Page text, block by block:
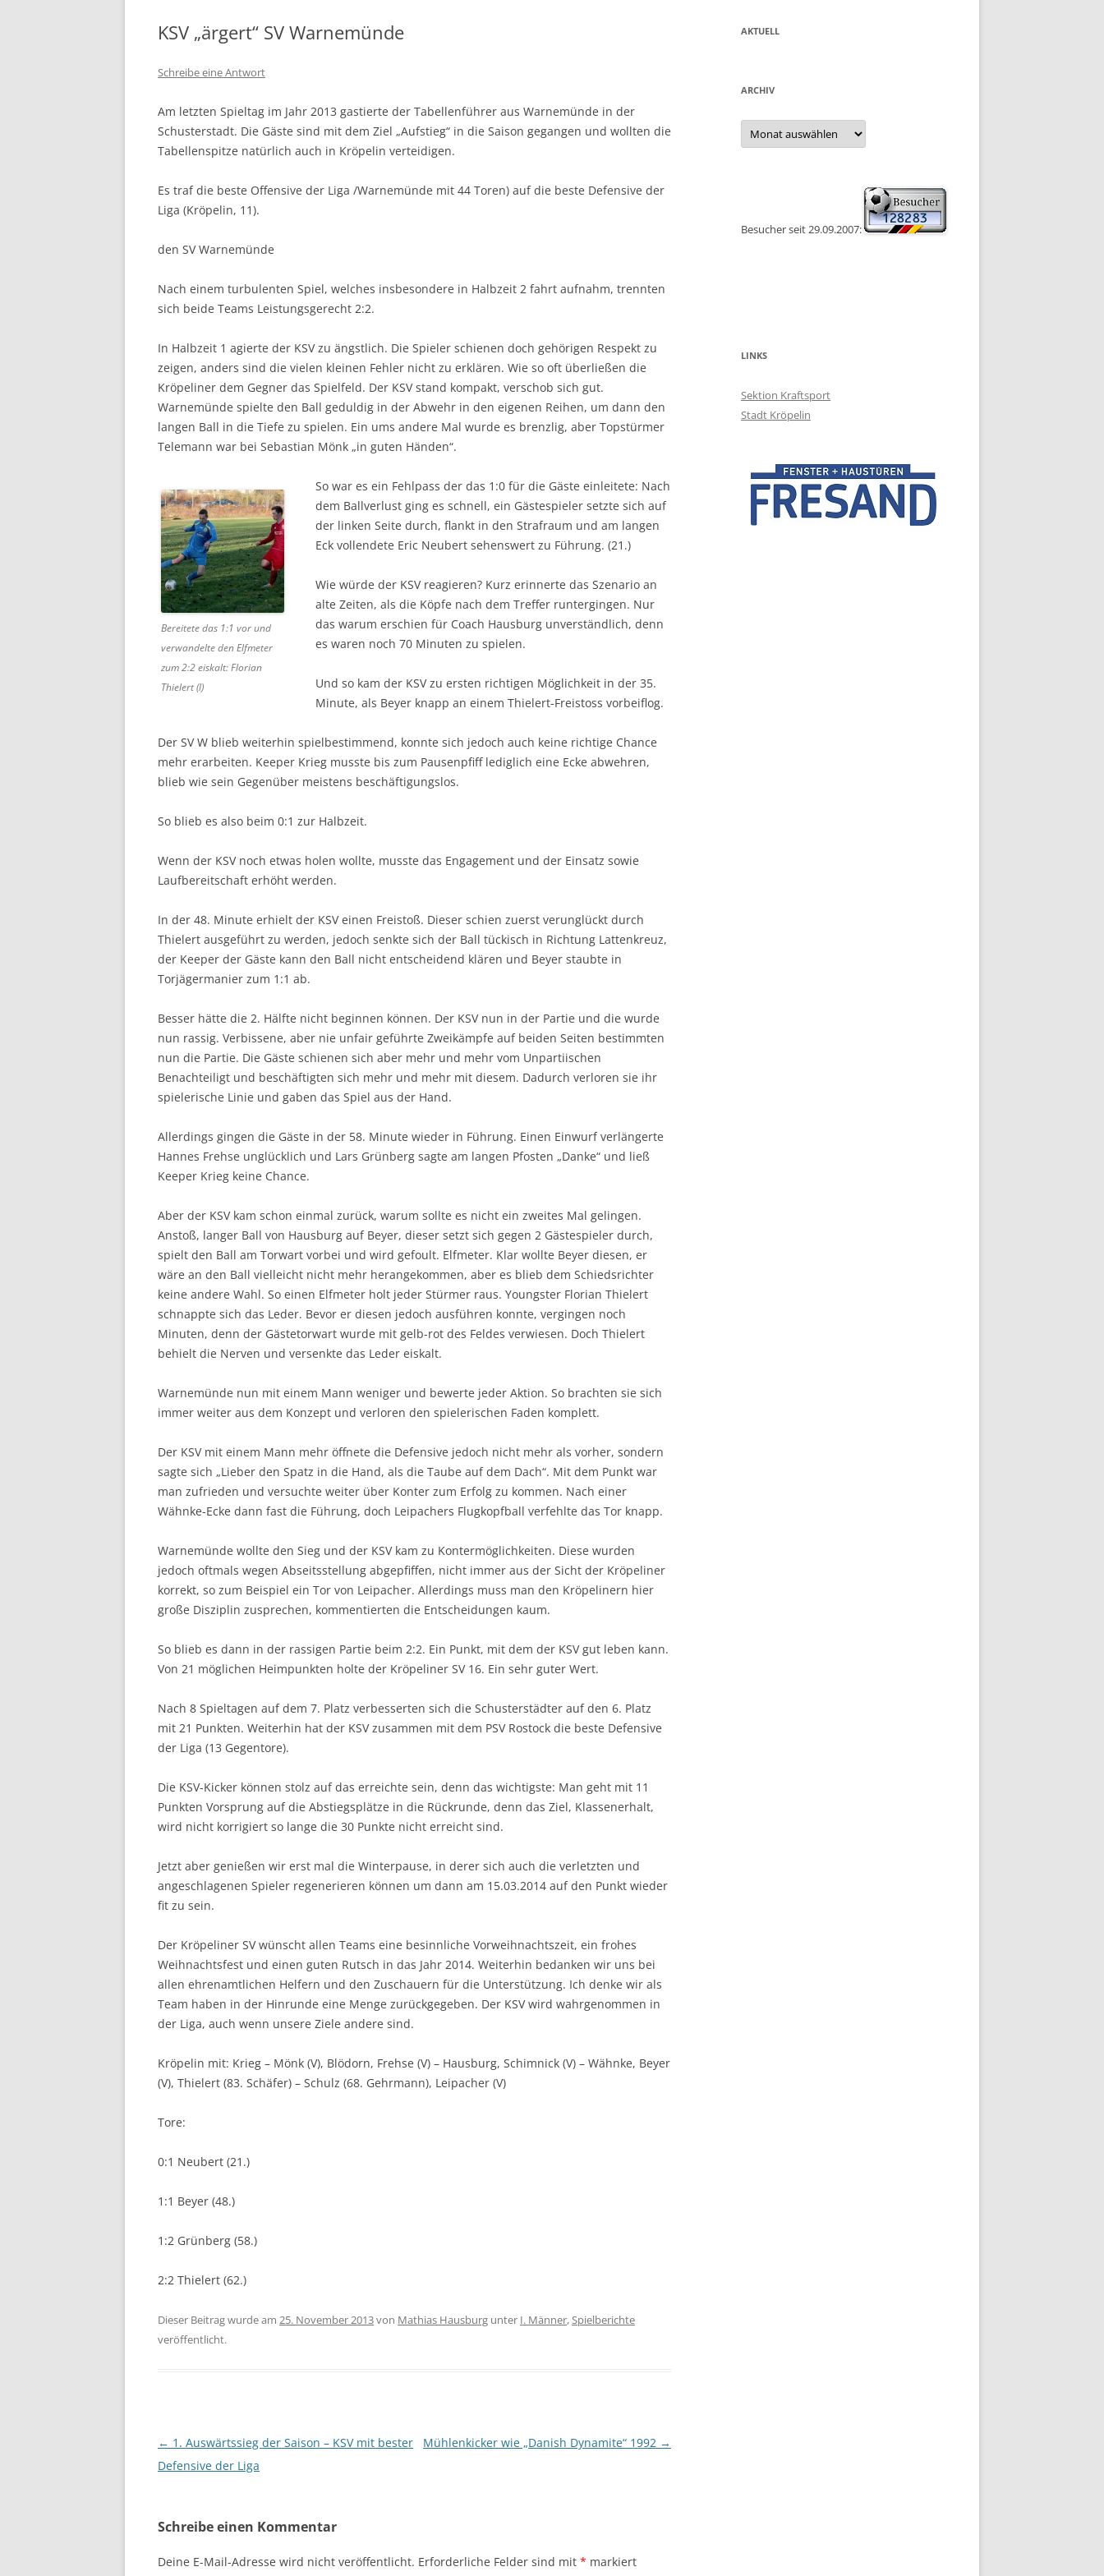
KSV „ärgert“ SV Warnemünde
Schreibe eine Antwort
Am letzten Spieltag im Jahr 2013 gastierte der Tabellenführer aus Warnemünde in der
Schusterstadt. Die Gäste sind mit dem Ziel „Aufstieg“ in die Saison gegangen und wollten die
Tabellenspitze natürlich auch in Kröpelin verteidigen.
Es traf die beste Offensive der Liga /Warnemünde mit 44 Toren) auf die beste Defensive der
Liga (Kröpelin, 11).
den SV Warnemünde
Nach einem turbulenten Spiel, welches insbesondere in Halbzeit 2 fahrt aufnahm, trennten
sich beide Teams Leistungsgerecht 2:2.
In Halbzeit 1 agierte der KSV zu ängstlich. Die Spieler schienen doch gehörigen Respekt zu
zeigen, anders sind die vielen kleinen Fehler nicht zu erklären. Wie so oft überließen die
Kröpeliner dem Gegner das Spielfeld. Der KSV stand kompakt, verschob sich gut.
Warnemünde spielte den Ball geduldig in der Abwehr in den eigenen Reihen, um dann den
langen Ball in die Tiefe zu spielen. Ein ums andere Mal wurde es brenzlig, aber Topstürmer
Telemann war bei Sebastian Mönk „in guten Händen“.
Bereitete das 1:1 vor und
verwandelte den Elfmeter
zum 2:2 eiskalt: Florian
Thielert (l)
So war es ein Fehlpass der das 1:0 für die Gäste einleitete: Nach
dem Ballverlust ging es schnell, ein Gästespieler setzte sich auf
der linken Seite durch, flankt in den Strafraum und am langen
Eck vollendete Eric Neubert sehenswert zu Führung. (21.)
Wie würde der KSV reagieren? Kurz erinnerte das Szenario an
alte Zeiten, als die Köpfe nach dem Treffer runtergingen. Nur
das warum erschien für Coach Hausburg unverständlich, denn
es waren noch 70 Minuten zu spielen.
Und so kam der KSV zu ersten richtigen Möglichkeit in der 35.
Minute, als Beyer knapp an einem Thielert-Freistoss vorbeiflog.
Der SV W blieb weiterhin spielbestimmend, konnte sich jedoch auch keine richtige Chance
mehr erarbeiten. Keeper Krieg musste bis zum Pausenpfiff lediglich eine Ecke abwehren,
blieb wie sein Gegenüber meistens beschäftigungslos.
So blieb es also beim 0:1 zur Halbzeit.
Wenn der KSV noch etwas holen wollte, musste das Engagement und der Einsatz sowie
Laufbereitschaft erhöht werden.
In der 48. Minute erhielt der KSV einen Freistoß. Dieser schien zuerst verunglückt durch
Thielert ausgeführt zu werden, jedoch senkte sich der Ball tückisch in Richtung Lattenkreuz,
der Keeper der Gäste kann den Ball nicht entscheidend klären und Beyer staubte in
Torjägermanier zum 1:1 ab.
Besser hätte die 2. Hälfte nicht beginnen können. Der KSV nun in der Partie und die wurde
nun rassig. Verbissene, aber nie unfair geführte Zweikämpfe auf beiden Seiten bestimmten
nun die Partie. Die Gäste schienen sich aber mehr und mehr vom Unpartiischen
Benachteiligt und beschäftigten sich mehr und mehr mit diesem. Dadurch verloren sie ihr
spielerische Linie und gaben das Spiel aus der Hand.
Allerdings gingen die Gäste in der 58. Minute wieder in Führung. Einen Einwurf verlängerte
Hannes Frehse unglücklich und Lars Grünberg sagte am langen Pfosten „Danke“ und ließ
Keeper Krieg keine Chance.
Aber der KSV kam schon einmal zurück, warum sollte es nicht ein zweites Mal gelingen.
Anstoß, langer Ball von Hausburg auf Beyer, dieser setzt sich gegen 2 Gästespieler durch,
spielt den Ball am Torwart vorbei und wird gefoult. Elfmeter. Klar wollte Beyer diesen, er
wäre an den Ball vielleicht nicht mehr herangekommen, aber es blieb dem Schiedsrichter
keine andere Wahl. So einen Elfmeter holt jeder Stürmer raus. Youngster Florian Thielert
schnappte sich das Leder. Bevor er diesen jedoch ausführen konnte, vergingen noch
Minuten, denn der Gästetorwart wurde mit gelb-rot des Feldes verwiesen. Doch Thielert
behielt die Nerven und versenkte das Leder eiskalt.
Warnemünde nun mit einem Mann weniger und bewerte jeder Aktion. So brachten sie sich
immer weiter aus dem Konzept und verloren den spielerischen Faden komplett.
Der KSV mit einem Mann mehr öffnete die Defensive jedoch nicht mehr als vorher, sondern
sagte sich „Lieber den Spatz in die Hand, als die Taube auf dem Dach“. Mit dem Punkt war
man zufrieden und versuchte weiter über Konter zum Erfolg zu kommen. Nach einer
Wähnke-Ecke dann fast die Führung, doch Leipachers Flugkopfball verfehlte das Tor knapp.
Warnemünde wollte den Sieg und der KSV kam zu Kontermöglichkeiten. Diese wurden
jedoch oftmals wegen Abseitsstellung abgepfiffen, nicht immer aus der Sicht der Kröpeliner
korrekt, so zum Beispiel ein Tor von Leipacher. Allerdings muss man den Kröpelinern hier
große Disziplin zusprechen, kommentierten die Entscheidungen kaum.
So blieb es dann in der rassigen Partie beim 2:2. Ein Punkt, mit dem der KSV gut leben kann.
Von 21 möglichen Heimpunkten holte der Kröpeliner SV 16. Ein sehr guter Wert.
Nach 8 Spieltagen auf dem 7. Platz verbesserten sich die Schusterstädter auf den 6. Platz
mit 21 Punkten. Weiterhin hat der KSV zusammen mit dem PSV Rostock die beste Defensive
der Liga (13 Gegentore).
Die KSV-Kicker können stolz auf das erreichte sein, denn das wichtigste: Man geht mit 11
Punkten Vorsprung auf die Abstiegsplätze in die Rückrunde, denn das Ziel, Klassenerhalt,
wird nicht korrigiert so lange die 30 Punkte nicht erreicht sind.
Jetzt aber genießen wir erst mal die Winterpause, in derer sich auch die verletzten und
angeschlagenen Spieler regenerieren können um dann am 15.03.2014 auf den Punkt wieder
fit zu sein.
Der Kröpeliner SV wünscht allen Teams eine besinnliche Vorweihnachtszeit, ein frohes
Weihnachtsfest und einen guten Rutsch in das Jahr 2014. Weiterhin bedanken wir uns bei
allen ehrenamtlichen Helfern und den Zuschauern für die Unterstützung. Ich denke wir als
Team haben in der Hinrunde eine Menge zurückgegeben. Der KSV wird wahrgenommen in
der Liga, auch wenn unsere Ziele andere sind.
Kröpelin mit: Krieg – Mönk (V), Blödorn, Frehse (V) – Hausburg, Schimnick (V) – Wähnke, Beyer
(V), Thielert (83. Schäfer) – Schulz (68. Gehrmann), Leipacher (V)
Tore:
0:1 Neubert (21.)
1:1 Beyer (48.)
1:2 Grünberg (58.)
2:2 Thielert (62.)
Dieser Beitrag wurde am 25. November 2013von Mathias Hausburg unter I. Männer,Spielberichte
veröffentlicht.
Beitrags-
Navigation
← 1. Auswärtssieg der Saison – KSV mit bester
Defensive der Liga
Mühlenkicker wie „Danish Dynamite“ 1992 →
Schreibe einen Kommentar
Deine E-Mail-Adresse wird nicht veröffentlicht. Erforderliche Felder sind mit * markiert
AKTUELL
ARCHIV
Archiv
Besucher seit 29.09.2007:
LINKS
Sektion Kraftsport
Stadt Kröpelin